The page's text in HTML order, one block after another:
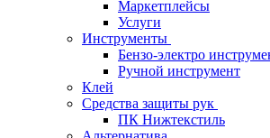
Маркетплейсы
Услуги
Инструменты
Бензо-электро
Ручной инструмент
Клей
Средства защиты рук
ПК Нижтекстиль